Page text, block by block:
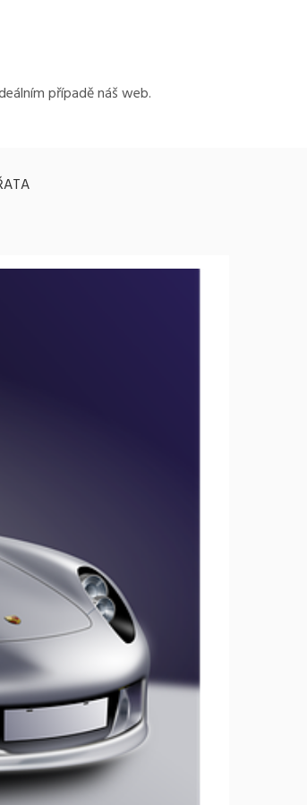
případě náš web.